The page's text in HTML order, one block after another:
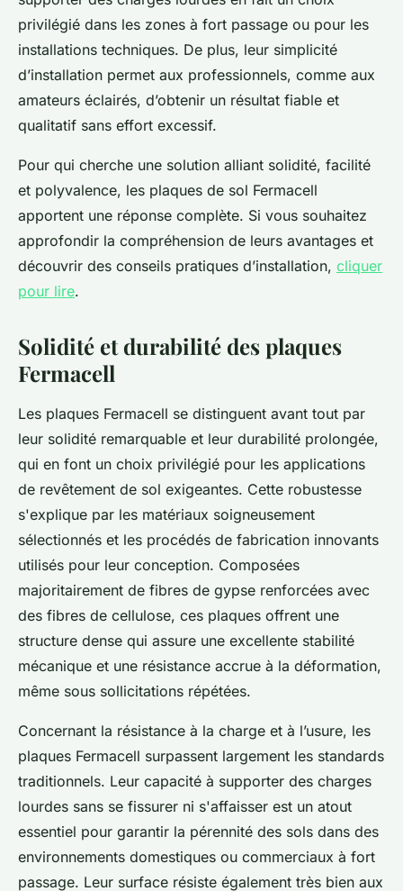
privilégié dans les zones à fort passage ou pour les
installations techniques. De plus, leur simplicité
d’installation permet aux professionnels, comme aux
amateurs éclairés, d’obtenir un résultat fiable et
qualitatif sans effort excessif.
Pour qui cherche une solution alliant solidité, facilité
et polyvalence, les plaques de sol Fermacell
apportent une réponse complète. Si vous souhaitez
approfondir la compréhension de leurs avantages et
découvrir des conseils pratiques d’installation, cliquer
pour lire.
Solidité et durabilité des plaques
Fermacell
Les plaques Fermacell se distinguent avant tout par
leur solidité remarquable et leur durabilité prolongée,
qui en font un choix privilégié pour les applications
de revêtement de sol exigeantes. Cette robustesse
s'explique par les matériaux soigneusement
sélectionnés et les procédés de fabrication innovants
utilisés pour leur conception. Composées
majoritairement de fibres de gypse renforcées avec
des fibres de cellulose, ces plaques offrent une
structure dense qui assure une excellente stabilité
mécanique et une résistance accrue à la déformation,
même sous sollicitations répétées.
Concernant la résistance à la charge et à l’usure, les
plaques Fermacell surpassent largement les standards
traditionnels. Leur capacité à supporter des charges
lourdes sans se fissurer ni s'affaisser est un atout
essentiel pour garantir la pérennité des sols dans des
environnements domestiques ou commerciaux à fort
passage. Leur surface résiste également très bien aux